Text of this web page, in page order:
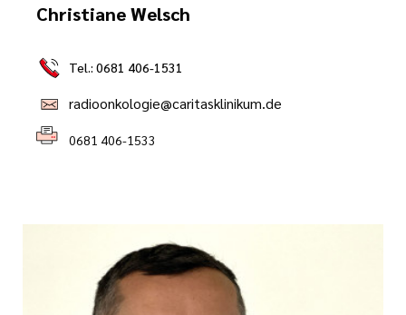
Christiane Welsch
Tel.: 0681 406-1531
radioonkologie@caritasklinikum.de
0681 406-1533